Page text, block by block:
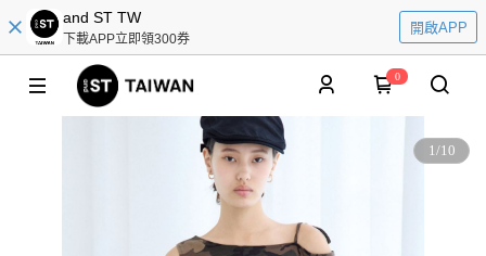
and ST TW
下載APP立即領300券
開啟APP
0
1/10